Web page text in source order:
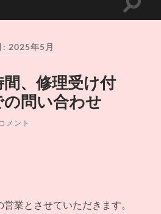
長
バ
イ
ッ
プ
ス
キ
検
: 2025年5月
、修理受け付
問い合わせ
メント
業とさせていただきます。